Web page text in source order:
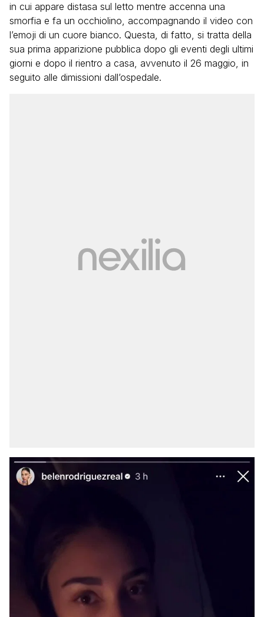
in cui appare distasa sul letto mentre accenna una
smorfia e fa un occhiolino, accompagnando il video con
l’emoji di un cuore bianco. Questa, di fatto, si tratta della
sua prima apparizione pubblica dopo gli eventi degli ultimi
giorni e dopo il rientro a casa, avvenuto il 26 maggio, in
seguito alle dimissioni dall’ospedale.